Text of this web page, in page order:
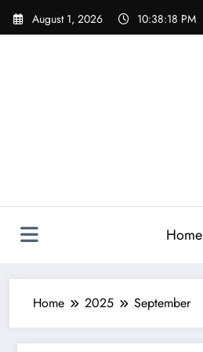
Skip
August 1, 2026 10:38:18 PM
Home
Home 2025 September